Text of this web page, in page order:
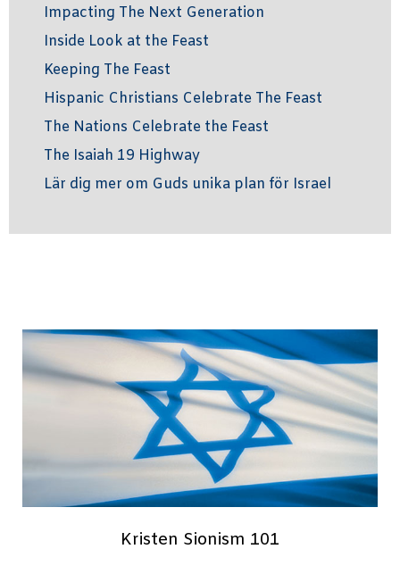
Impacting The Next Generation
Inside Look at the Feast
Keeping The Feast
Hispanic Christians Celebrate The Feast
The Nations Celebrate the Feast
The Isaiah 19 Highway
Lär dig mer om Guds unika plan för Israel
Kristen Sionism 101